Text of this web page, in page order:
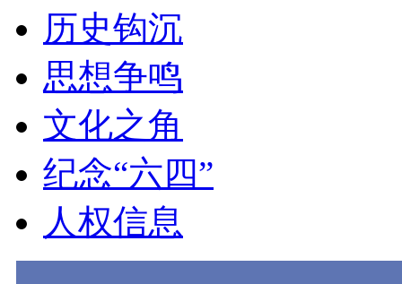
历史钩沉
思想争鸣
文化之角
纪念“六四”
人权信息